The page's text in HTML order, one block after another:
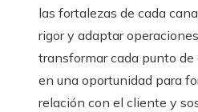
las fortalezas de cada
rigor y adaptar
transformar cada punto
en una oportunidad para
relación con el cliente y